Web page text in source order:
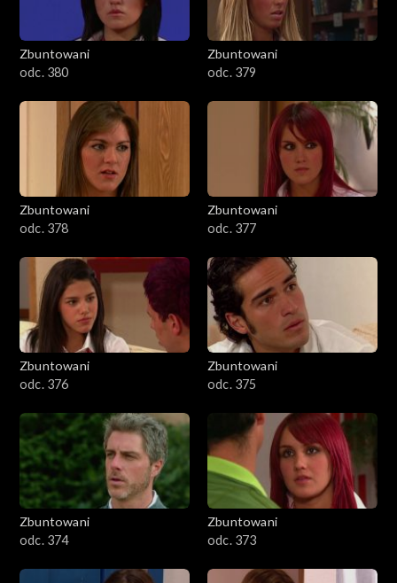
Zbuntowani
odc. 380
Zbuntowani
odc. 379
Zbuntowani
odc. 378
Zbuntowani
odc. 377
Zbuntowani
odc. 376
Zbuntowani
odc. 375
Zbuntowani
odc. 374
Zbuntowani
odc. 373